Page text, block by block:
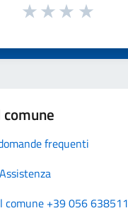
frequenti
comune +39 056 638511